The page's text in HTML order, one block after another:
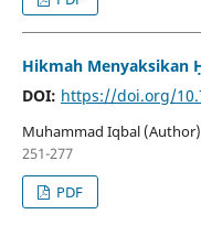
Hikmah Menyaksikan
DOI: https://doi.org/
Muhammad Iqbal (Author)
251-277
PDF